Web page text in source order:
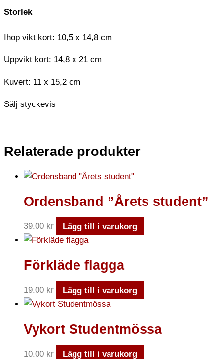
Storlek
Ihop vikt kort: 10,5 x 14,8 cm
Uppvikt kort: 14,8 x 21 cm
Kuvert: 11 x 15,2 cm
Sälj styckevis
Relaterade produkter
Ordensband ”Årets student”
39.00 kr Lägg till i varukorg
Förkläde flagga
19.00 kr Lägg till i varukorg
Vykort Studentmössa
10.00 kr Lägg till i varukorg